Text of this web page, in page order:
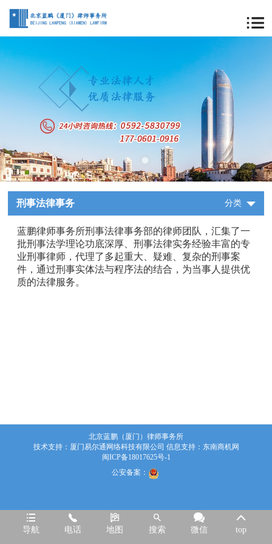

导航

电话

地图

搜索

微信

top
刑事法律事务 分类
蓝鹏律师事务所刑事法律事务部的律师团队，汇集了一
批刑事法学理论功底深厚、刑事法律实务经验丰富的专
业刑事律师，代理了多起重大、疑难、复杂的刑事案
件，通过刑事实体法与程序法的结合，为当事人提供优
质的法律服务。
北京蓝鹏（厦门）律师事务所
技术支持： 厦门易尔通网络科技有限公司 信息支持： 东南商机网
闽ICP备18017625号-1
公安备案：